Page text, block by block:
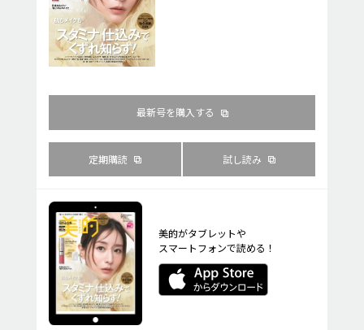
最新号を購入する
定期購読 試し読み
美的がタブレットや
スマートフォンで読める！